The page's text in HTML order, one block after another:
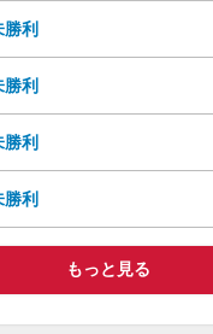
勝利
勝利
勝利
勝利
もっと見る